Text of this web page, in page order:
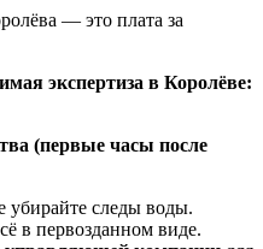
— это плата за
экспертиза в Королёве:
(первые часы после
убирайте следы воды.
в первозданном виде.